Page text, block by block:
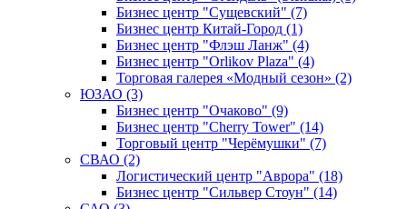
Бизнес центр "Сущевский" (7)
Бизнес центр Китай-Город (1)
Бизнес центр "Флэш Ланж" (4)
Бизнес центр "Orlikov Plaza" (4)
Торговая галерея «Модный сезон» (2)
ЮЗАО (3)
Бизнес центр "Очаково" (9)
Бизнес центр "Cherry Tower" (14)
Торговый центр "Черёмушки" (7)
СВАО (2)
Логистический центр "Аврора" (18)
Бизнес центр "Сильвер Стоун" (14)